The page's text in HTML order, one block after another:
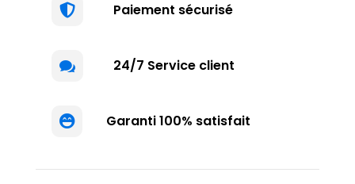
 Paiement sécurisé
 24/7 Service client
 Garanti 100% satisfait